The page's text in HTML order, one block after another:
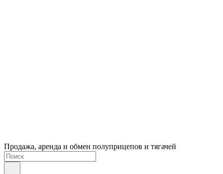
Продажа, аренда и обмен полуприцепов и тягачей